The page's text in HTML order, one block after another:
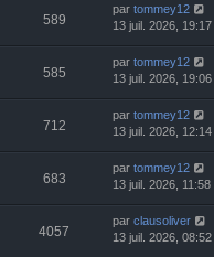
589
par tommey12
13 juil. 2026, 19:17
585
par tommey12
13 juil. 2026, 19:06
712
par tommey12
13 juil. 2026, 12:14
683
par tommey12
13 juil. 2026, 11:58
4057
par clausoliver
13 juil. 2026, 08:52